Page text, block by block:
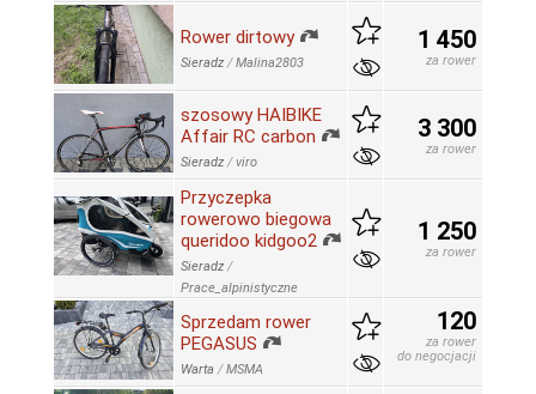
Rower dirtowy
Sieradz /Malina2803
1 450
za rower
szosowy HAIBIKE
Affair RC carbon
Sieradz /viro
3 300
za rower
Przyczepka
rowerowo biegowa
queridoo kidgoo2
Sieradz /
Prace_alpinistyczne
1 250
za rower
Sprzedam rower
PEGASUS
Warta /MSMA
120
za rower
do negocjacji